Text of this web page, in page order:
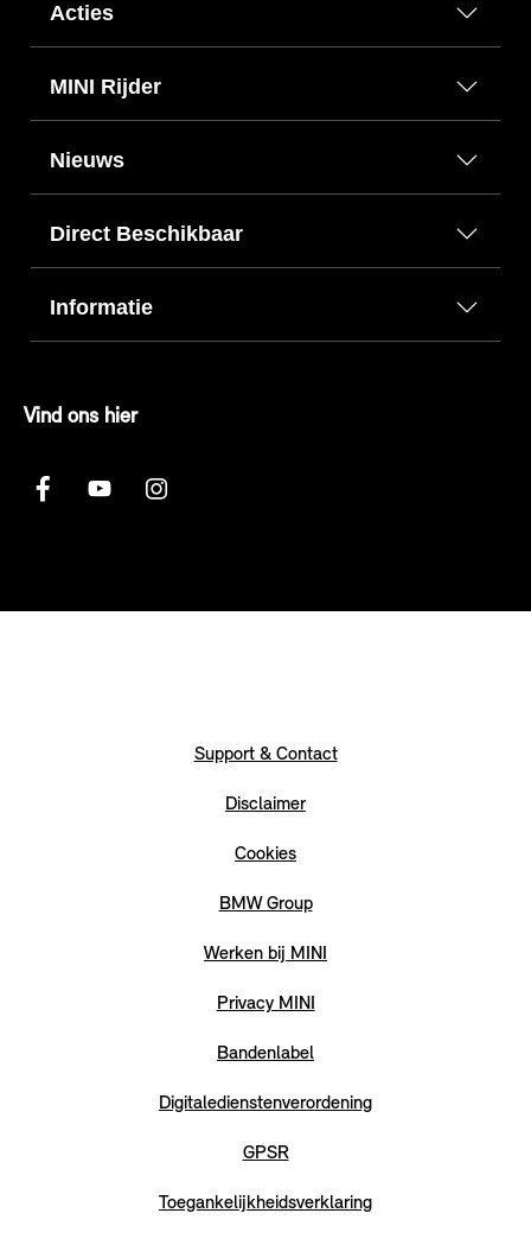
Acties
MINI Rijder
Nieuws
Direct Beschikbaar
Informatie
Vind ons hier
Support & Contact
Disclaimer
Cookies
BMW Group
Werken bij MINI
Privacy MINI
Bandenlabel
Digitaledienstenverordening
GPSR
Toegankelijkheidsverklaring